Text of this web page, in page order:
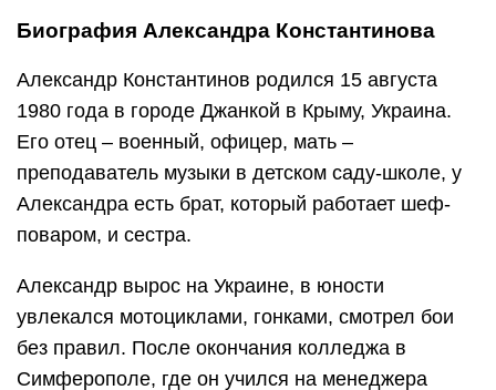
Биография Александра Константинова
Александр Константинов родился 15 августа
1980 года в городе Джанкой в Крыму, Украина.
Его отец – военный, офицер, мать –
преподаватель музыки в детском саду-школе, у
Александра есть брат, который работает шеф-
поваром, и сестра.
Александр вырос на Украине, в юности
увлекался мотоциклами, гонками, смотрел бои
без правил. После окончания колледжа в
Симферополе, где он учился на менеджера